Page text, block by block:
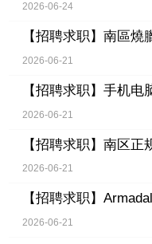
2026-06-24
【招聘求职】 南區燒
2026-06-21
【招聘求职】 手机电
2026-06-21
【招聘求职】 南区正
2026-06-21
【招聘求职】
2026-06-21